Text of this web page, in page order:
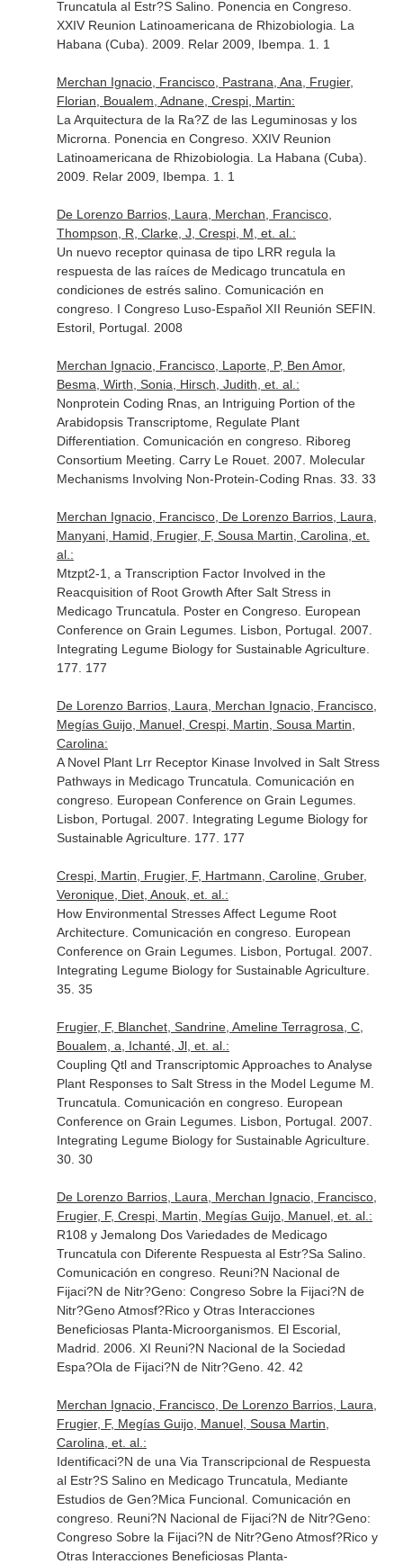
Truncatula al Estr?S Salino. Ponencia en Congreso.
XXIV Reunion Latinoamericana de Rhizobiologia. La
Habana (Cuba). 2009. Relar 2009, Ibempa. 1. 1
Merchan Ignacio, Francisco, Pastrana, Ana, Frugier,
Florian, Boualem, Adnane, Crespi, Martin:
La Arquitectura de la Ra?Z de las Leguminosas y los
Microrna. Ponencia en Congreso. XXIV Reunion
Latinoamericana de Rhizobiologia. La Habana (Cuba).
2009. Relar 2009, Ibempa. 1. 1
De Lorenzo Barrios, Laura, Merchan, Francisco,
Thompson, R, Clarke, J, Crespi, M, et. al.:
Un nuevo receptor quinasa de tipo LRR regula la
respuesta de las raíces de Medicago truncatula en
condiciones de estrés salino. Comunicación en
congreso. I Congreso Luso-Español XII Reunión SEFIN.
Estoril, Portugal. 2008
Merchan Ignacio, Francisco, Laporte, P, Ben Amor,
Besma, Wirth, Sonia, Hirsch, Judith, et. al.:
Nonprotein Coding Rnas, an Intriguing Portion of the
Arabidopsis Transcriptome, Regulate Plant
Differentiation. Comunicación en congreso. Riboreg
Consortium Meeting. Carry Le Rouet. 2007. Molecular
Mechanisms Involving Non-Protein-Coding Rnas. 33. 33
Merchan Ignacio, Francisco, De Lorenzo Barrios, Laura,
Manyani, Hamid, Frugier, F, Sousa Martin, Carolina, et.
al.:
Mtzpt2-1, a Transcription Factor Involved in the
Reacquisition of Root Growth After Salt Stress in
Medicago Truncatula. Poster en Congreso. European
Conference on Grain Legumes. Lisbon, Portugal. 2007.
Integrating Legume Biology for Sustainable Agriculture.
177. 177
De Lorenzo Barrios, Laura, Merchan Ignacio, Francisco,
Megías Guijo, Manuel, Crespi, Martin, Sousa Martin,
Carolina:
A Novel Plant Lrr Receptor Kinase Involved in Salt Stress
Pathways in Medicago Truncatula. Comunicación en
congreso. European Conference on Grain Legumes.
Lisbon, Portugal. 2007. Integrating Legume Biology for
Sustainable Agriculture. 177. 177
Crespi, Martin, Frugier, F, Hartmann, Caroline, Gruber,
Veronique, Diet, Anouk, et. al.:
How Environmental Stresses Affect Legume Root
Architecture. Comunicación en congreso. European
Conference on Grain Legumes. Lisbon, Portugal. 2007.
Integrating Legume Biology for Sustainable Agriculture.
35. 35
Frugier, F, Blanchet, Sandrine, Ameline Terragrosa, C,
Boualem, a, Ichanté, Jl, et. al.:
Coupling Qtl and Transcriptomic Approaches to Analyse
Plant Responses to Salt Stress in the Model Legume M.
Truncatula. Comunicación en congreso. European
Conference on Grain Legumes. Lisbon, Portugal. 2007.
Integrating Legume Biology for Sustainable Agriculture.
30. 30
De Lorenzo Barrios, Laura, Merchan Ignacio, Francisco,
Frugier, F, Crespi, Martin, Megías Guijo, Manuel, et. al.:
R108 y Jemalong Dos Variedades de Medicago
Truncatula con Diferente Respuesta al Estr?Sa Salino.
Comunicación en congreso. Reuni?N Nacional de
Fijaci?N de Nitr?Geno: Congreso Sobre la Fijaci?N de
Nitr?Geno Atmosf?Rico y Otras Interacciones
Beneficiosas Planta-Microorganismos. El Escorial,
Madrid. 2006. XI Reuni?N Nacional de la Sociedad
Espa?Ola de Fijaci?N de Nitr?Geno. 42. 42
Merchan Ignacio, Francisco, De Lorenzo Barrios, Laura,
Frugier, F, Megías Guijo, Manuel, Sousa Martin,
Carolina, et. al.:
Identificaci?N de una Via Transcripcional de Respuesta
al Estr?S Salino en Medicago Truncatula, Mediante
Estudios de Gen?Mica Funcional. Comunicación en
congreso. Reuni?N Nacional de Fijaci?N de Nitr?Geno:
Congreso Sobre la Fijaci?N de Nitr?Geno Atmosf?Rico y
Otras Interacciones Beneficiosas Planta-